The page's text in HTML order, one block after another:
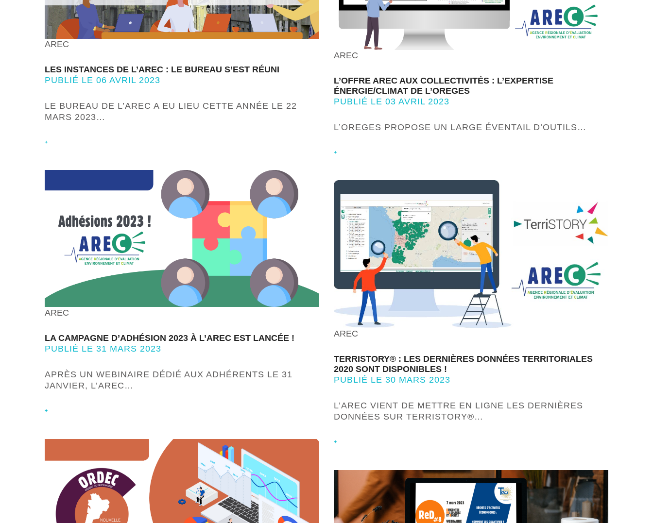
AREC
LES INSTANCES DE L’AREC : LE BUREAU S’EST RÉUNI
PUBLIÉ LE 06 AVRIL 2023
LE BUREAU DE L’AREC A EU LIEU CETTE ANNÉE LE 22
MARS 2023…
+
AREC
L’OFFRE AREC AUX COLLECTIVITÉS : L’EXPERTISE
ÉNERGIE/CLIMAT DE L’OREGES
PUBLIÉ LE 03 AVRIL 2023
L’OREGES PROPOSE UN LARGE ÉVENTAIL D’OUTILS…
+
AREC
LA CAMPAGNE D’ADHÉSION 2023 À L’AREC EST LANCÉE !
PUBLIÉ LE 31 MARS 2023
APRÈS UN WEBINAIRE DÉDIÉ AUX ADHÉRENTS LE 31
JANVIER, L’AREC…
+
AREC
TERRISTORY® : LES DERNIÈRES DONNÉES TERRITORIALES
2020 SONT DISPONIBLES !
PUBLIÉ LE 30 MARS 2023
L’AREC VIENT DE METTRE EN LIGNE LES DERNIÈRES
DONNÉES SUR TERRISTORY®…
+